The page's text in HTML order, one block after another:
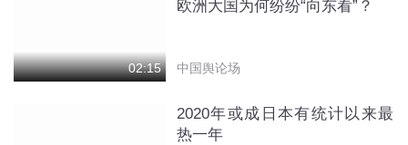
02:15
欧洲大国为何纷纷“向东看”？
中国舆论场
2020年或成日本有统计以来最
热一年